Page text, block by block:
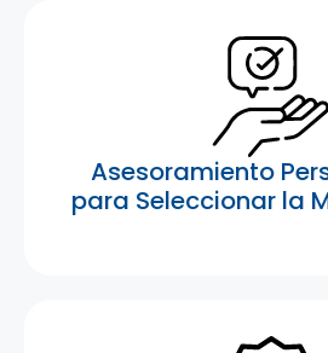
Asesoramiento
para Seleccionar la